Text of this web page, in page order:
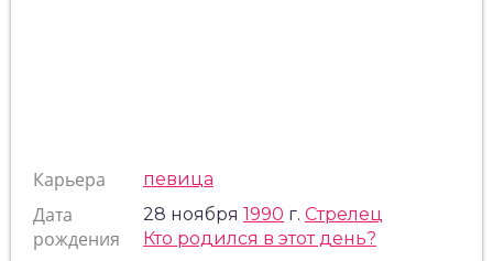
Карьера певица
Дата
рождения
28 ноября 1990 г. Стрелец
Кто родился в этот день?